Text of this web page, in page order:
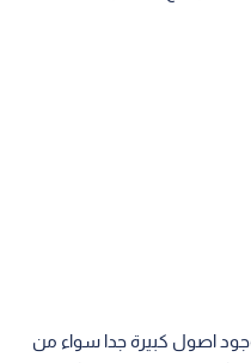
اصول كبيرة جدا سواء من